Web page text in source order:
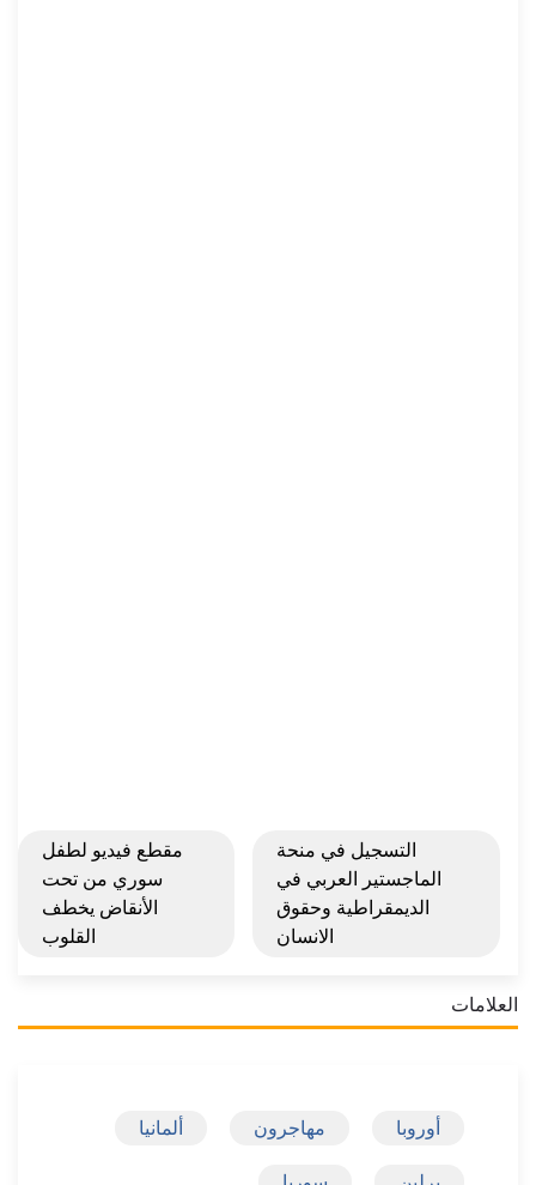
التسجيل في منحة
الماجستير العربي في
الديمقراطية وحقوق
الانسان
مقطع فيديو لطفل
سوري من تحت
الأنقاض يخطف
القلوب
العلامات
أوروبا مهاجرون ألمانيا